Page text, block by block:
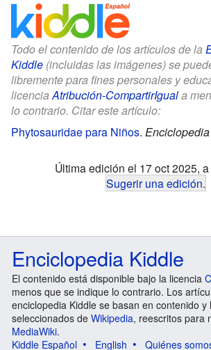
Todo el contenido de los artículos de la
Kiddle (incluidas las imágenes) se
libremente para fines personales y
licenciaAtribución-CompartirIguala
lo contrario. Citar este artículo:
Phytosauridae para Niños.
Última edición el 17 oct 2025,
Sugerir una edición.
Enciclopedia Kiddle
El contenido está disponible bajo la licencia
menos que se indique lo contrario. Los
enciclopedia Kiddle se basan en contenido y
seleccionados de Wikipedia, reescritos para
MediaWiki.
Kiddle Español
English Quiénes